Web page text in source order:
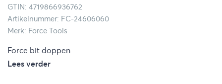
GTIN: 4719866936762
Artikelnummer: FC-24606060
Merk: Force Tools
Force bit doppen
Lees verder